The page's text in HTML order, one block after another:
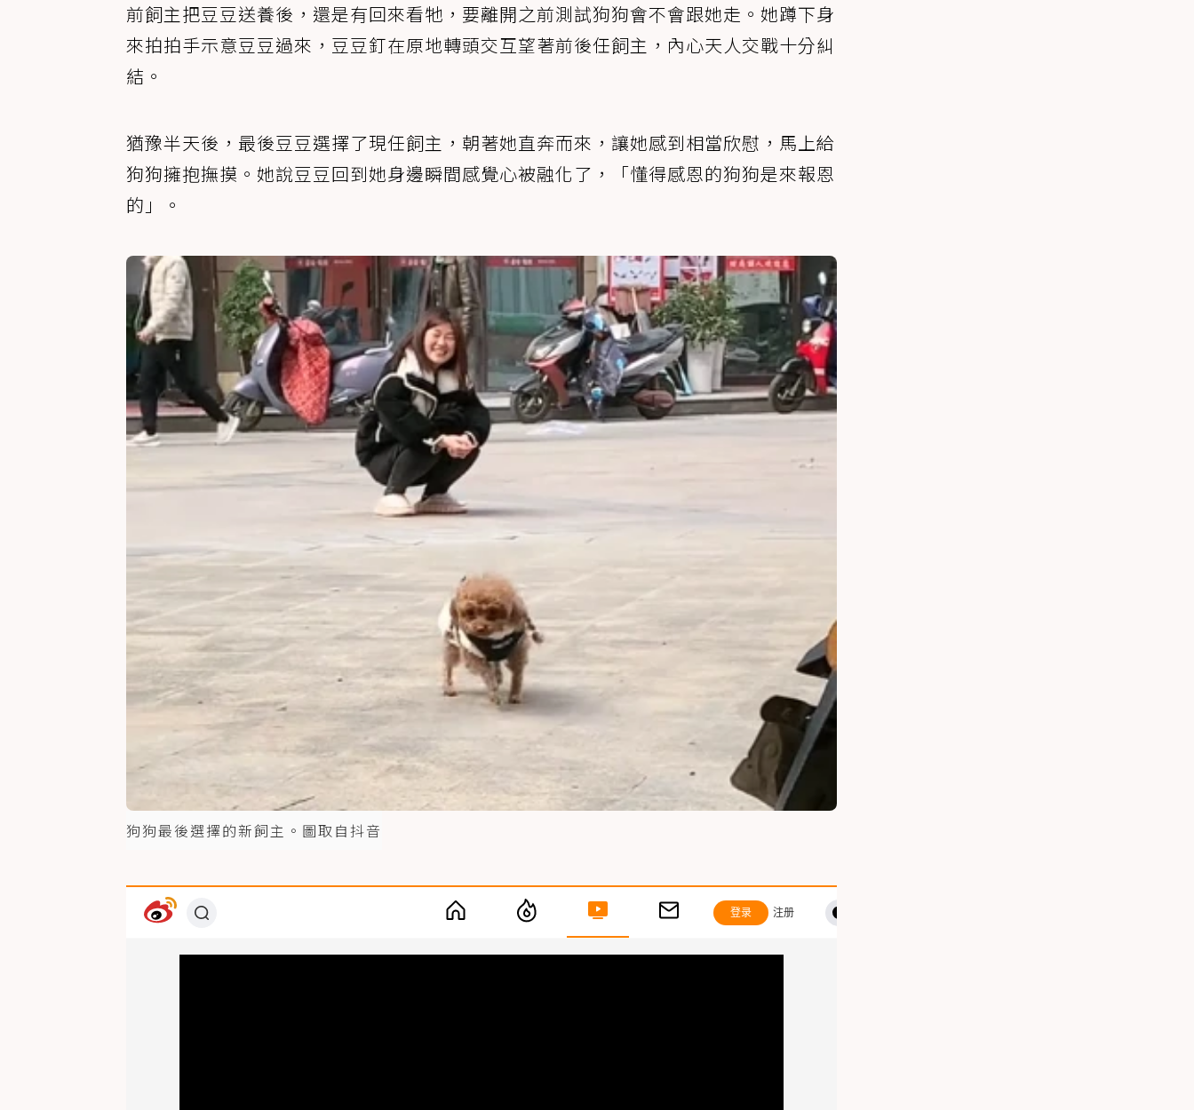
前飼主把豆豆送養後，還是有回來看牠，要離開之前測試狗狗會不會跟她走。她蹲下身
來拍拍手示意豆豆過來，豆豆釘在原地轉頭交互望著前後任飼主，內心天人交戰十分糾
結。
猶豫半天後，最後豆豆選擇了現任飼主，朝著她直奔而來，讓她感到相當欣慰，馬上給
狗狗擁抱撫摸。她說豆豆回到她身邊瞬間感覺心被融化了，「懂得感恩的狗狗是來報恩
的」。
狗狗最後選擇的新飼主。圖取自抖音